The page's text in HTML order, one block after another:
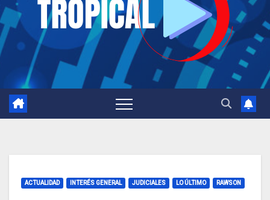
ACTUALIDAD INTERÉS GENERAL JUDICIALES LO ÚLTIMO RAWSON